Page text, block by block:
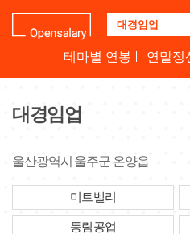
기
업
명
테마별 연봉 연말정
대경임업
울산광역시 울주군 온양읍
미트벨리
동림공업